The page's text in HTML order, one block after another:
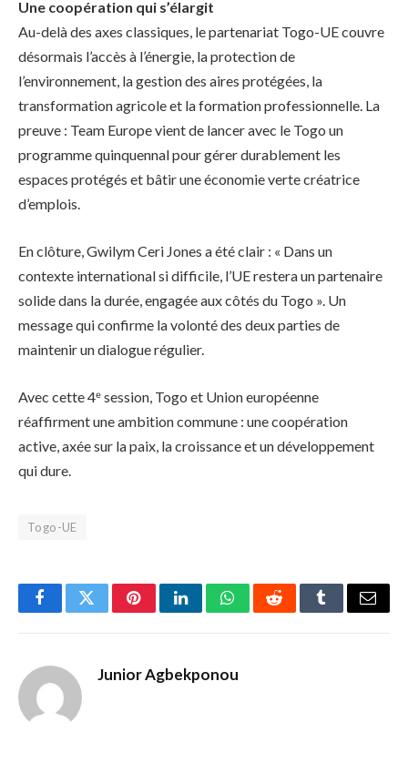
Une coopération qui s’élargit
Au-delà des axes classiques, le partenariat Togo-UE couvre
désormais l’accès à l’énergie, la protection de
l’environnement, la gestion des aires protégées, la
transformation agricole et la formation professionnelle. La
preuve : Team Europe vient de lancer avec le Togo un
programme quinquennal pour gérer durablement les
espaces protégés et bâtir une économie verte créatrice
d’emplois.
En clôture, Gwilym Ceri Jones a été clair : « Dans un
contexte international si difficile, l’UE restera un partenaire
solide dans la durée, engagée aux côtés du Togo ». Un
message qui confirme la volonté des deux parties de
maintenir un dialogue régulier.
Avec cette 4ᵉ session, Togo et Union européenne
réaffirment une ambition commune : une coopération
active, axée sur la paix, la croissance et un développement
qui dure.
Togo-UE
FacebookTwitterPinterestLinkedInWhatsAppRedditTumblrEmail
Junior Agbekponou